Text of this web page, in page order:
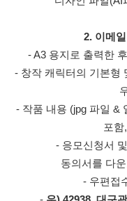
2. 이메
- A3 용지로 출력한
- 창작 캐릭터의 기본형
- 작품 내용 (jpg 파일 &
포
- 응모신청서
동의서를 다
- 우편접